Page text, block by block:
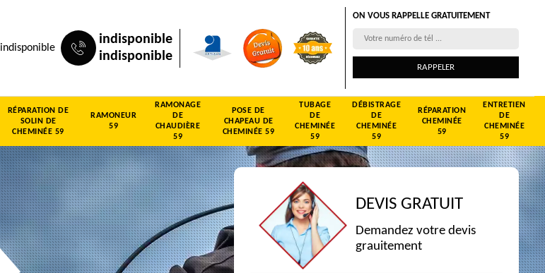
indisponible
indisponible
indisponible
ON VOUS RAPPELLE GRATUITEMENT
RÉPARATION DE
SOLIN DE
CHEMINÉE 59
RAMONEUR
59
RAMONAGE
DE
CHAUDIÈRE
59
POSE DE
CHAPEAU DE
CHEMINÉE 59
TUBAGE
DE
CHEMINÉE
59
DÉBISTRAGE
DE
CHEMINÉE
59
RÉPARATION
CHEMINÉE
59
ENTRETIEN
DE
CHEMINÉE
59
DEVIS GRATUIT
Demandez votre devis
grauitement